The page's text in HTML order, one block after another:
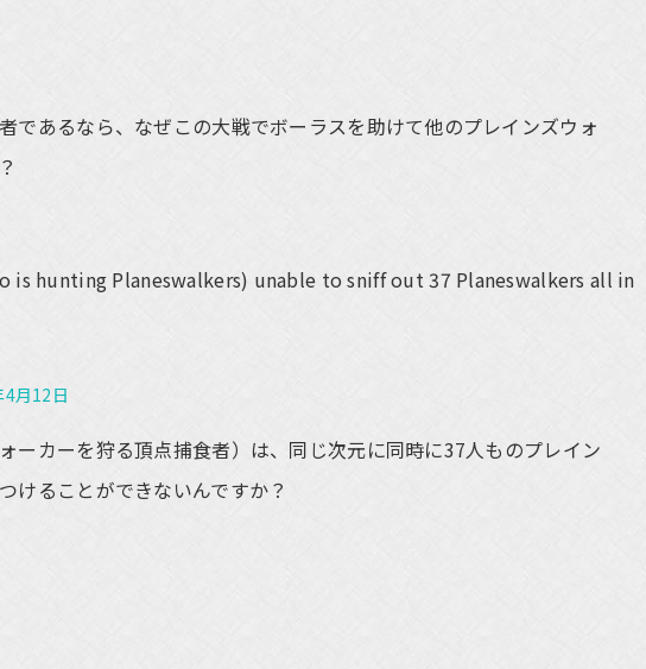
であるなら、なぜこの大戦でボーラスを助けて他のプレインズウォ
is hunting Planeswalkers) unable to sniff out 37 Planeswalkers all in
月12日
ーカーを狩る頂点捕食者）は、同じ次元に同時に37人ものプレイン
けることができないんですか？